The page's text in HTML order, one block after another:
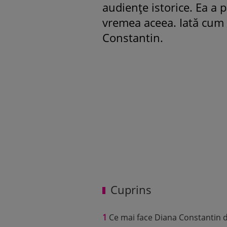
audiențe istorice. Ea a
vremea aceea. Iată
Constantin.
Cuprins
1 Ce mai face Diana Constantin
ROMÂNEŞTI